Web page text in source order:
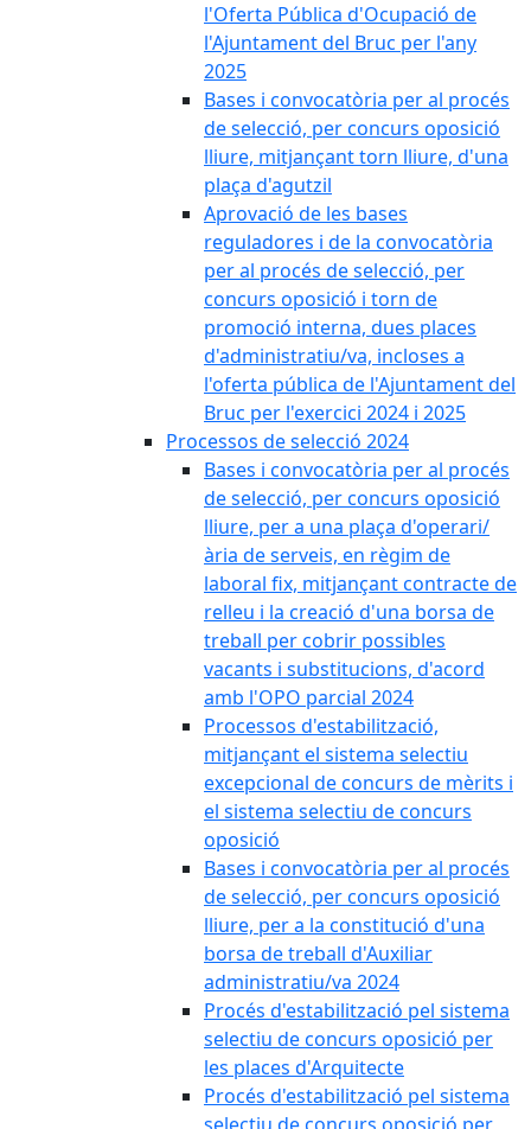
l'Oferta Pública d'Ocupació de
l'Ajuntament del Bruc per l'any
2025
Bases i convocatòria per al procés
de selecció, per concurs oposició
lliure, mitjançant torn lliure, d'una
plaça d'agutzil
Aprovació de les bases
reguladores i de la convocatòria
per al procés de selecció, per
concurs oposició i torn de
promoció interna, dues places
d'administratiu/va, incloses a
l'oferta pública de l'Ajuntament del
Bruc per l'exercici 2024 i 2025
Processos de selecció 2024
Bases i convocatòria per al procés
de selecció, per concurs oposició
lliure, per a una plaça d'operari/
ària de serveis, en règim de
laboral fix, mitjançant contracte de
relleu i la creació d'una borsa de
treball per cobrir possibles
vacants i substitucions, d'acord
amb l'OPO parcial 2024
Processos d'estabilització,
mitjançant el sistema selectiu
excepcional de concurs de mèrits i
el sistema selectiu de concurs
oposició
Bases i convocatòria per al procés
de selecció, per concurs oposició
lliure, per a la constitució d'una
borsa de treball d'Auxiliar
administratiu/va 2024
Procés d'estabilització pel sistema
selectiu de concurs oposició per
les places d'Arquitecte
Procés d'estabilització pel sistema